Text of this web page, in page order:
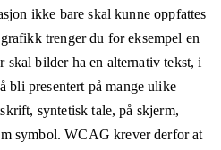
ikke bare skal kunne oppfattes
trenger du for eksempel en
skal bilder ha en alternativ tekst, i
bli presentert på mange ulike
syntetisk tale, på skjerm,
symbol. WCAG krever derfor at